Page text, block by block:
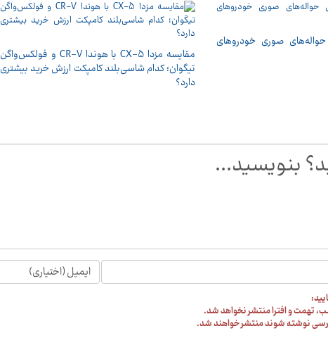
صوری خودروهای
مقایسه مزدا CX-5 با هوندا CR-V و فولکس‌واگن
تیگوان؛ کدام شاسی‌بلند کامپکت ارزش خرید بیشتری
دارد؟
تهمت و افترا منتشر نخواهد شد.
نوشته شوند منتشر خواهند شد.